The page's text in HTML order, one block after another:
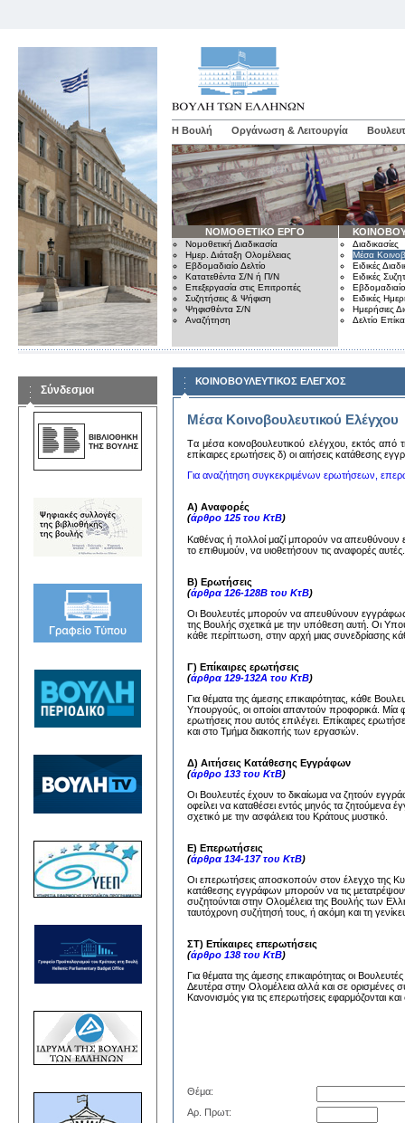
Η Βουλή Οργάνωση & Λειτουργία
ΝΟΜΟΘΕΤΙΚΟ ΕΡΓΟ
Νομοθετική Διαδικασία
Ημερ. Διάταξη Ολομέλειας
Εβδομαδιαίο Δελτίο
Κατατεθέντα Σ/Ν ή Π/Ν
Επεξεργασία στις Επιτροπές
Συζητήσεις & Ψήφιση
Ψηφισθέντα Σ/Ν
Αναζήτηση
Διαδικασίες
Μέσα
Ειδικές
Ειδικές
Εβδομαδιαίο
Ειδικές
Ημερήσιες
Δελτίο
Σύνδεσμοι
ΚΟΙΝΟΒΟΥΛΕΥΤΙΚΟΣ ΕΛΕΓΧΟΣ
Μέσα Κοινοβουλευτικού Ελέγχου
Tα μέσα κoινoβoυλευτικoύ ελέγχoυ, εκτός από
επίκαιρες ερωτήσεις δ) oι αιτήσεις κατάθεσης
Για αναζήτηση συγκεκριμένων ερωτήσεων,
Α) Αναφορές
(άρθρο 125 του ΚτΒ)
Καθένας ή πολλοί μαζί μπορούν να
το επιθυμούν, να υιοθετήσουν τις αναφορές
Β) Ερωτήσεις
(άρθρα 126-128Β του ΚτΒ)
Οι Βουλευτές μπορούν να απευθύνουν
της Βουλής σχετικά με την υπόθεση αυτή. Οι
κάθε περίπτωση, στην αρχή μιας συνεδρίασης
Γ) Επίκαιρες ερωτήσεις
(άρθρα 129-132Α του ΚτΒ)
Για θέματα της άμεσης επικαιρότητας, κάθε
Υπουργούς, οι οποίοι απαντούν προφορικά. Μία
ερωτήσεις που αυτός επιλέγει. Επίκαιρες
και στο Τμήμα διακοπής των εργασιών.
Δ) Αιτήσεις Κατάθεσης Εγγράφων
(άρθρο 133 του ΚτΒ)
Οι Βουλευτές έχουν το δικαίωμα να ζητούν
οφείλει να καταθέσει εντός μηνός τα
σχετικό με την ασφάλεια του Κράτους μυστικό.
Ε) Επερωτήσεις
(άρθρα 134-137 του ΚτΒ)
Οι επερωτήσεις αποσκοπούν στον έλεγχο της
κατάθεσης εγγράφων μπορούν να τις
συζητούνται στην Ολομέλεια της Βουλής των
ταυτόχρονη συζήτησή τους, ή ακόμη και τη
ΣΤ) Επίκαιρες επερωτήσεις
(άρθρο 138 του ΚτΒ)
Για θέματα της άμεσης επικαιρότητας οι
Δευτέρα στην Ολομέλεια αλλά και σε ορισμένες
Κανονισμός για τις επερωτήσεις εφαρμόζονται
Θέμα:
Αρ. Πρωτ: